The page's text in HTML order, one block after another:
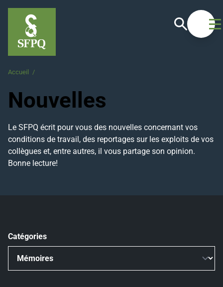
Recherche
Accueil /
Nouvelles
Le SFPQ écrit pour vous des nouvelles concernant vos
conditions de travail, des reportages sur les exploits de vos
collègues et, entre autres, il vous partage son opinion.
Bonne lecture!
Catégories